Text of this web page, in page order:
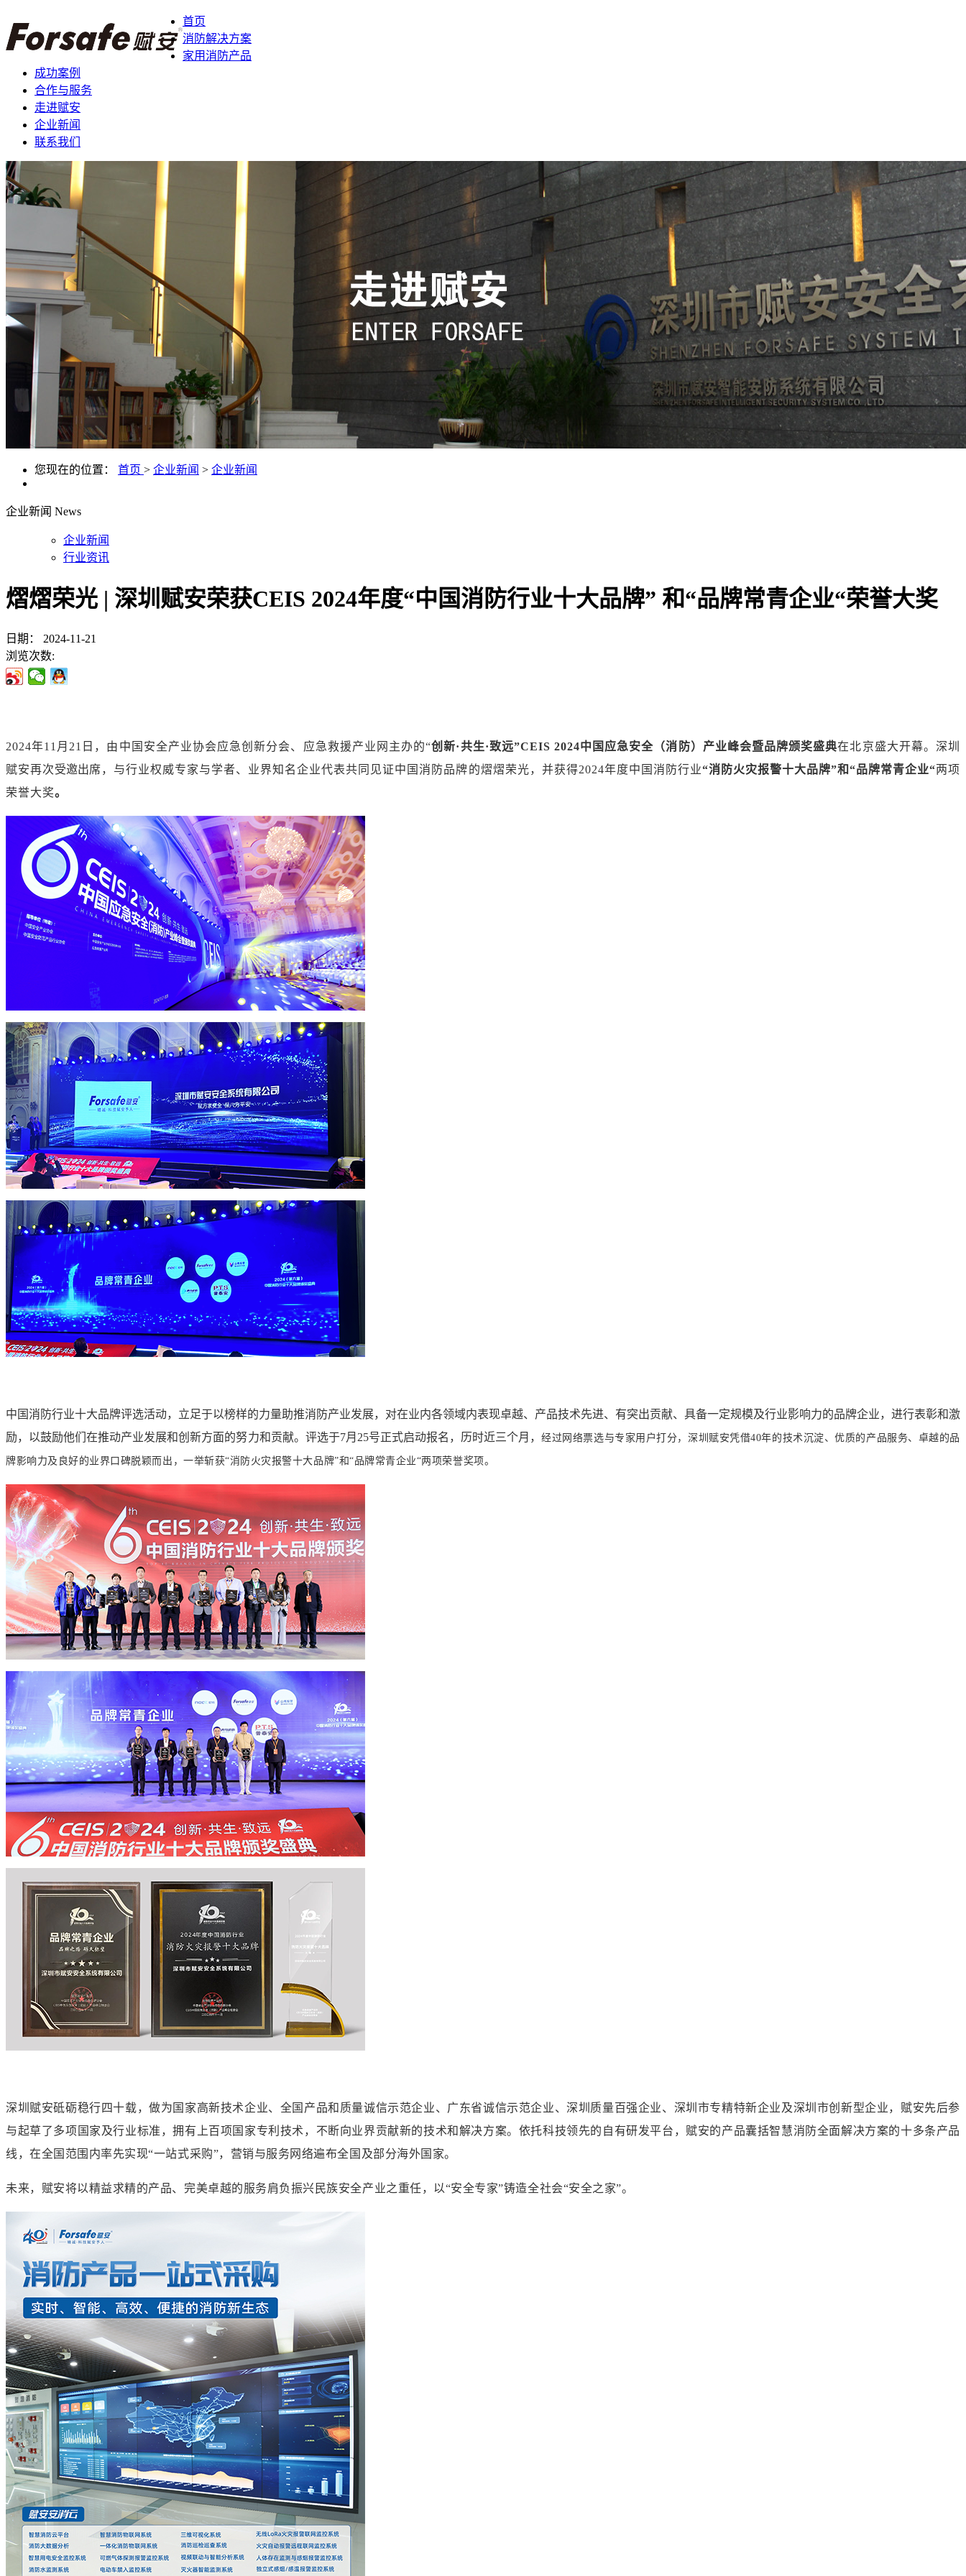
首页
消防解决方案
家用消防产品
成功案例
合作与服务
走进赋安
企业新闻
联系我们
您现在的位置： 首页 > 企业新闻 > 企业新闻
企业新闻 News
企业新闻
行业资讯
熠熠荣光 | 深圳赋安荣获CEIS 2024年度“中国消防行业十大品牌” 和“品牌常青企业“荣誉大奖
日期：
2024-11-21
浏览次数:
2024年11月21日，由中国安全产业协会应急创新分会、应急救援产业网主办的“创新·共生·致远”CEIS 2024中国应急安全（消防）产业峰会暨品牌颁奖盛典在北京盛大开幕。深圳
赋安再次受邀出席，与行业权威专家与学者、业界知名企业代表共同见证中国消防品牌的熠熠荣光，并获得2024年度中国消防行业“消防火灾报警十大品牌”和“品牌常青企业“两项
荣誉大奖。
中国消防行业十大品牌评选活动，立足于以榜样的力量助推消防产业发展，对在业内各领域内表现卓越、产品技术先进、有突出贡献、具备一定规模及行业影响力的品牌企业，进行表彰和激
励，以鼓励他们在推动产业发展和创新方面的努力和贡献。评选于7月25号正式启动报名，历时近三个月，经过网络票选与专家用户打分，深圳赋安凭借40年的技术沉淀、优质的产品服务、卓越的品
牌影响力及良好的业界口碑脱颖而出，一举斩获“消防火灾报警十大品牌”和“品牌常青企业“两项荣誉奖项。
深圳赋安砥砺稳行四十载，做为国家高新技术企业、全国产品和质量诚信示范企业、广东省诚信示范企业、深圳质量百强企业、深圳市专精特新企业及深圳市创新型企业，赋安先后参
与起草了多项国家及行业标准，拥有上百项国家专利技术，不断向业界贡献新的技术和解决方案。依托科技领先的自有研发平台，赋安的产品囊括智慧消防全面解决方案的十多条产品
线，在全国范围内率先实现“一站式采购”，营销与服务网络遍布全国及部分海外国家。
未来，赋安将以精益求精的产品、完美卓越的服务肩负振兴民族安全产业之重任，以“安全专家”铸造全社会“安全之家”。